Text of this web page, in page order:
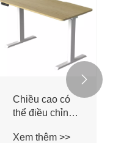
hạt kép
cơ kép
nâng
